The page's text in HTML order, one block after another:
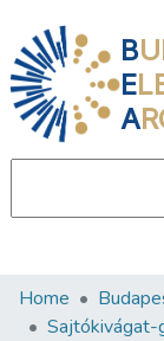
B
E
A
Communities
Home